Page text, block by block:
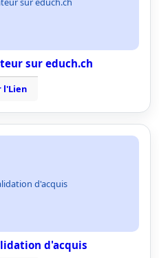
sur educh.ch
l'Lien
d'acquis
d'acquis